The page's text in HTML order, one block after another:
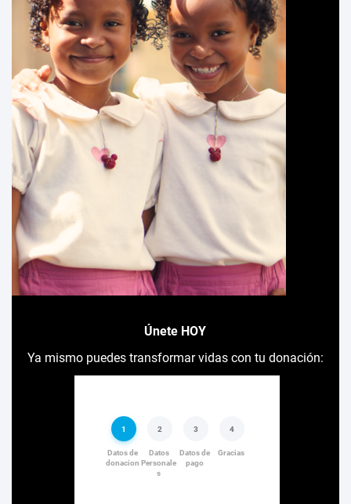
Únete HOY
Ya mismo puedes transformar vidas con tu donación: